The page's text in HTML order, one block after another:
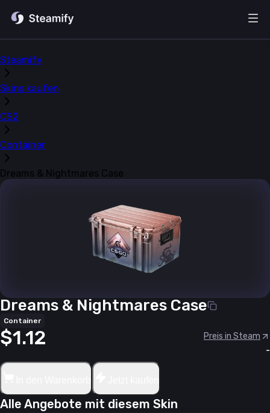
Steamify
Skins kaufen
CS2
Container
Dreams & Nightmares Case
Dreams & Nightmares Case
Container
$1.12
Preis in Steam
-
Alle Angebote mit diesem Skin